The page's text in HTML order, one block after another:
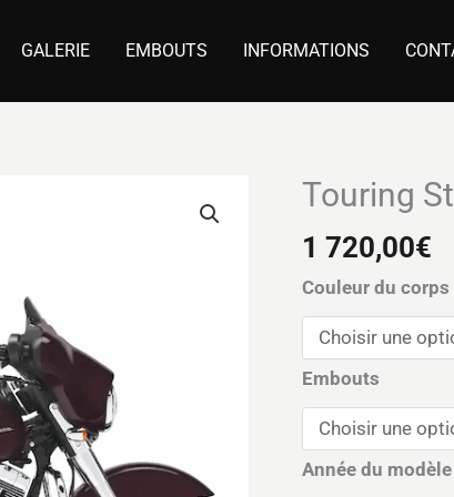
GALERIE EMBOUTS INFORMATIONS
Touring
1 720,00€
Couleur du corps
Embouts
Année du modèle
quantité
Touring
Street
Glide
FLHX/I
(2006)